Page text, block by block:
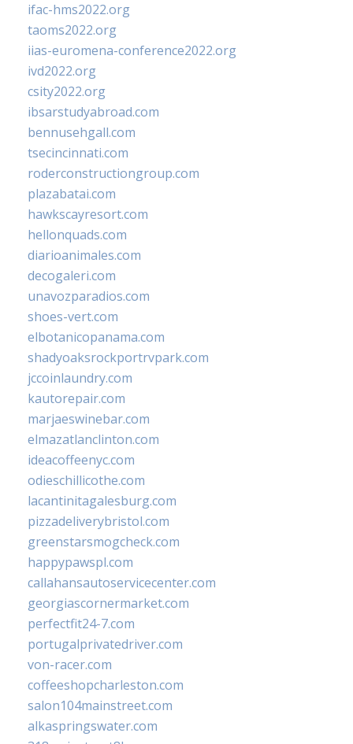
ifac-hms2022.org
taoms2022.org
iias-euromena-conference2022.org
ivd2022.org
csity2022.org
ibsarstudyabroad.com
bennusehgall.com
tsecincinnati.com
roderconstructiongroup.com
plazabatai.com
hawkscayresort.com
hellonquads.com
diarioanimales.com
decogaleri.com
unavozparadios.com
shoes-vert.com
elbotanicopanama.com
shadyoaksrockportrvpark.com
jccoinlaundry.com
kautorepair.com
marjaeswinebar.com
elmazatlanclinton.com
ideacoffeenyc.com
odieschillicothe.com
lacantinitagalesburg.com
pizzadeliverybristol.com
greenstarsmogcheck.com
happypawspl.com
callahansautoservicecenter.com
georgiascornermarket.com
perfectfit24-7.com
portugalprivatedriver.com
von-racer.com
coffeeshopcharleston.com
salon104mainstreet.com
alkaspringswater.com